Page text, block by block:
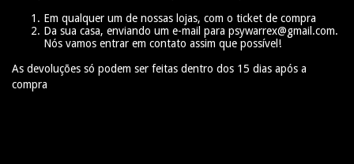
Em qualquer um de nossas lojas, com o ticket de compra
Da sua casa, enviando um e-mail para psywarrex@gmail.com.
Nós vamos entrar em contato assim que possível!
As devoluções só podem ser feitas dentro dos 15 dias após a
compra